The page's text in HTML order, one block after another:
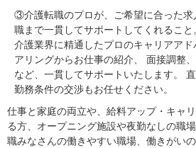
③介護転職のプロが、ご希望に合った求
職まで一貫してサポートしてくれること
介護業界に精通したプロのキャリアア
アリングからお仕事の紹介、 面接調整
など、一貫してサポートいたします。
勤務条件の交渉もお任せください。
仕事と家庭の両立や、給料アップ・キャ
る方、オープニング施設や夜勤なしの職
職みなさんの働きやすい職場、働きがい